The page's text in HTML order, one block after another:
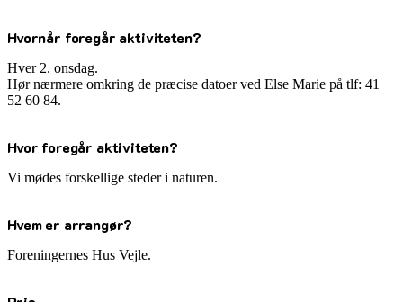
Hvornår foregår aktiviteten?
Hver 2. onsdag.
Hør nærmere omkring de præcise datoer ved Else Marie på tlf: 41
52 60 84.
Hvor foregår aktiviteten?
Vi mødes forskellige steder i naturen.
Hvem er arrangør?
Foreningernes Hus Vejle.